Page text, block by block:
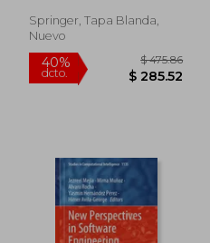
40%
Conference on
Complex, Intelligent
Intensive S (en
Inglés)
Springer, Tapa Blanda,
Nuevo